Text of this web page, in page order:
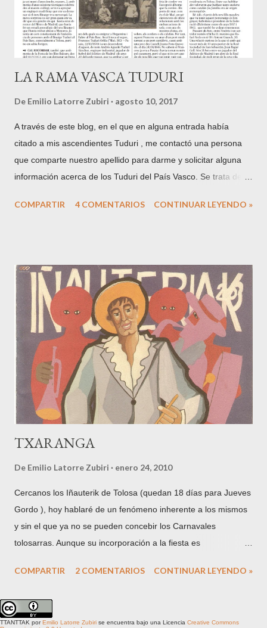
inabarcables vistas, están surcadas por numerosos caminos
que confluyen posteriormente. Al Norte, ...
LA RAMA VASCA TUDURI
De Emilio Latorre Zubiri agosto 10, 2017
A través de este blog, en el que en alguna entrada había
citado a mis ascendientes Tuduri , me contactó una persona
que comparte nuestro apellido para darme y solicitar alguna
información acerca de los Tuduri del País Vasco. Se trata de
Menorca, procedencia del apellido y que publica artículos
MISCELÁNEA GENEALÓGICA. Francesc Tudurí Orfila. Origen
de la rama vasca de los Tudurí. "El pasado día 29 de mayo, en
la sala "Pompeu Fabra" del colegio de ingenieros industriales
de Cataluña, se celebró un acto de fuerte sensibilidad y
presencia menorquina, consistente en el recuerdo de un
ingeniero y matemático maonès- aparte de político
comprometido-, de nombre Estanislau Ruiz Ponsetí, con la
presencia de Bep Portella Coll,...
COMPARTIR 4 COMENTARIOS CONTINUAR LEYENDO »
TXARANGA
De Emilio Latorre Zubiri enero 24, 2010
Cercanos los Iñauterik de Tolosa (quedan 18 días para Jueves
Gordo ), hoy hablaré de un fenómeno inherente a los mismos
y sin el que ya no se pueden concebir los Carnavales
tolosarras. Aunque su incorporación a la fiesta es
antigüedad de los Iñauterik (existen referencias documentadas
hace más de 80 años saliese la primera txaranga tal y como
COMPARTIR 2 COMENTARIOS CONTINUAR LEYENDO »
TTANTTAK porEmilio Latorre Zubiri se encuentra bajo una Licencia Creative Commons